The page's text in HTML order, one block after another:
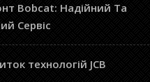
Bobcat: Надійний Та
Сервіс
технологій JCB